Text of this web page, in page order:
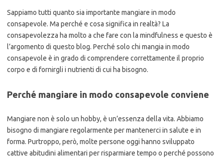
Sappiamo tutti quanto sia importante mangiare in modo
consapevole. Ma perché e cosa significa in realtà? La
consapevolezza ha molto a che fare con la mindfulness e questo è
l’argomento di questo blog. Perché solo chi mangia in modo
consapevole è in grado di comprendere correttamente il proprio
corpo e di fornirgli i nutrienti di cui ha bisogno.
Perché mangiare in modo consapevole conviene
Mangiare non è solo un hobby, è un’essenza della vita. Abbiamo
bisogno di mangiare regolarmente per mantenerci in salute e in
forma. Purtroppo, però, molte persone oggi hanno sviluppato
cattive abitudini alimentari per risparmiare tempo o perché possono